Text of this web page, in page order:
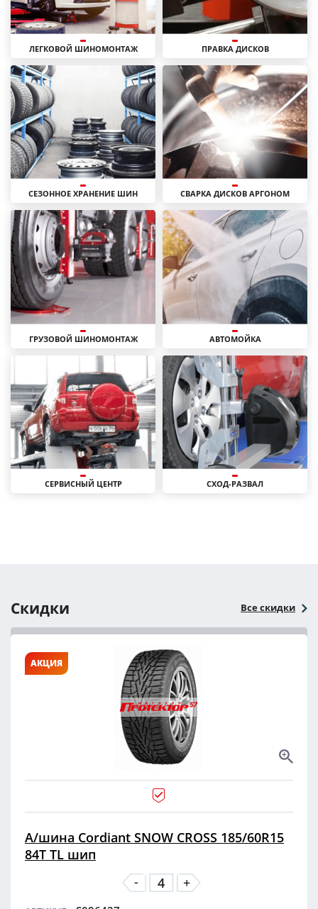
ЛЕГКОВОЙ ШИНОМОНТАЖ ПРАВКА ДИСКОВ
СЕЗОННОЕ ХРАНЕНИЕ ШИН СВАРКА ДИСКОВ АРГОНОМ
ГРУЗОВОЙ ШИНОМОНТАЖ АВТОМОЙКА
СЕРВИСНЫЙ ЦЕНТР СХОД-РАЗВАЛ
Скидки Все скидки
АКЦИЯ
А/шина Cordiant SNOW CROSS 185/60R15
84T TL шип
-
+